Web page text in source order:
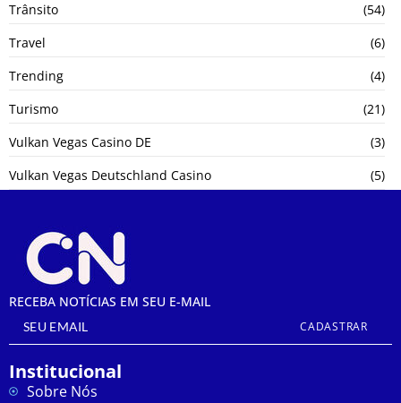
Trânsito
(54)
Travel
(6)
Trending
(4)
Turismo
(21)
Vulkan Vegas Casino DE
(3)
Vulkan Vegas Deutschland Casino
(5)
RECEBA NOTÍCIAS EM SEU E-MAIL
CADASTRAR
Institucional
Sobre Nós